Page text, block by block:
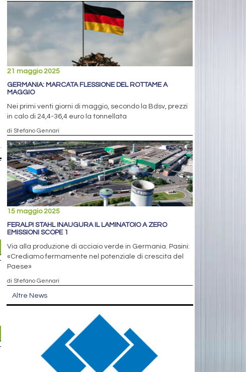
21 maggio 2025
GERMANIA: MARCATA FLESSIONE DEL ROTTAME A
MAGGIO
Nei primi venti giorni di maggio, secondo la Bdsv, prezzi
in calo di 24,4-36,4 euro la tonnellata
di Stefano Gennari
15 maggio 2025
FERALPI STAHL INAUGURA IL LAMINATOIO A ZERO
EMISSIONI SCOPE 1
Via alla produzione di acciaio verde in Germania. Pasini:
«Crediamo fermamente nel potenziale di crescita del
Paese»
di Stefano Gennari
Altre News